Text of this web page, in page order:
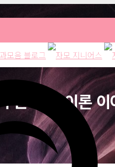
는 낙하 이론 이